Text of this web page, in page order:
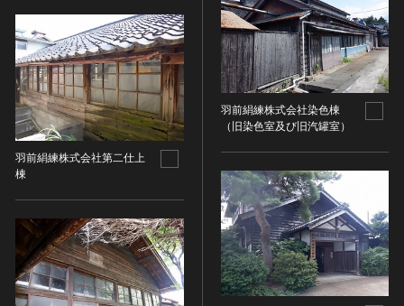
文化遺産データベース
国指定文化財等データベース
羽前絹練株式会社第二仕上
棟
羽前絹練株式会社染色棟
（旧染色室及び旧汽罐室）
縄文 [日本]
弥生 [日本]
古墳 [日本]
飛鳥 [日本]
奈良 [日本]
平安 [日本]
鎌倉 [日本]
安土・桃山 [日本]
江戸 [日本]
明治 [日本]
建造物
宗教建築
城郭建築
住居建築
近世以前その他
日本画
油彩画
水彩
所在地（都道府県）
所在地（都道府県）を選択
所在地（市区町村）
所在地（市区町村）を選択
指定区分